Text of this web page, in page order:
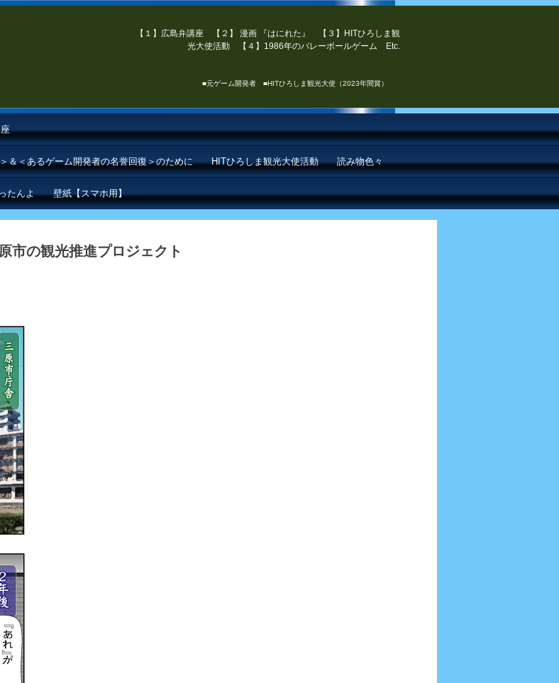
【１】広島弁講座 【２】 漫画 『はにれた』 【３】HITひろしま観
光大使活動 【４】1986年のバレーボールゲーム Etc.
■元ゲーム開発者 ■HITひろしま観光大使（2023年間賞）
＆＜あるゲーム開発者の名誉回復＞のために HITひろしま観光大使活動 読み物色々
たんよ 壁紙【スマホ用】
市の観光推進プロジェクト